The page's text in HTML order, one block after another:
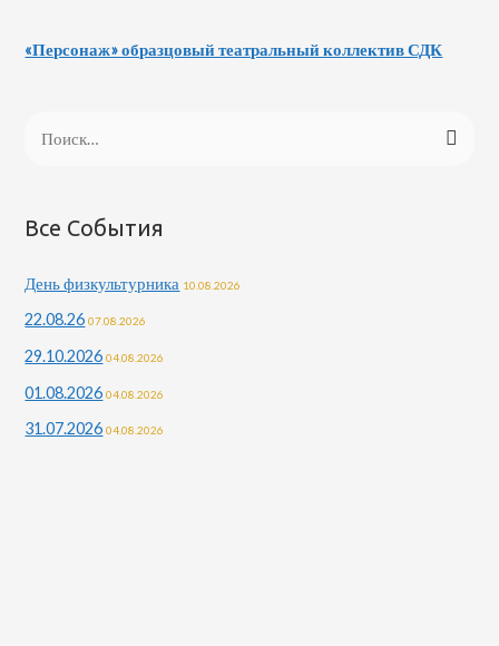
«Персонаж» образцовый театральный коллектив СДК
Все События
День физкультурника 10.08.2026
22.08.26 07.08.2026
29.10.2026 04.08.2026
01.08.2026 04.08.2026
31.07.2026 04.08.2026